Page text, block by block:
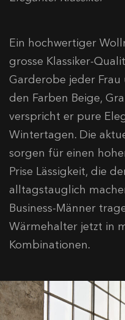
Ein hochwertiger
grosse Klassiker-
Garderobe jeder Frau
den Farben Beige,
verspricht er pure
Wintertagen. Die
sorgen für einen
Prise Lässigkeit, die
alltagstauglich
Business-Männer
Wärmehalter jetzt in
Kombinationen.